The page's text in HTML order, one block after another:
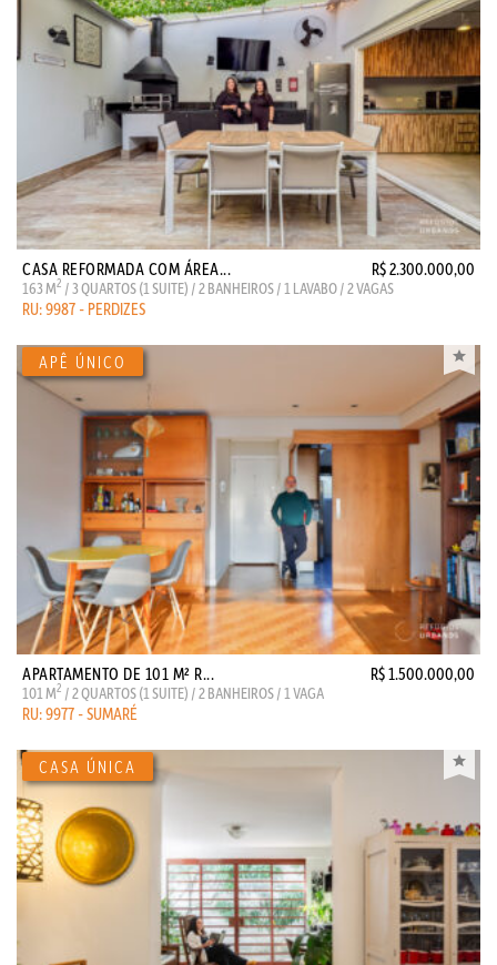
CASA REFORMADA COM ÁREA... R$ 2.300.000,00
163 M2 / 3 QUARTOS (1 SUITE) / 2 BANHEIROS / 1 LAVABO / 2 VAGAS
RU: 9987 - PERDIZES
APARTAMENTO DE 101 M² R... R$ 1.500.000,00
101 M2 / 2 QUARTOS (1 SUITE) / 2 BANHEIROS / 1 VAGA
RU: 9977 - SUMARÉ